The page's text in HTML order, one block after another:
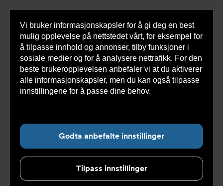
Vi bruker informasjonskapsler for å gi deg en best
mulig opplevelse på nettstedet vårt, for eksempel for
å tilpasse innhold og annonser, tilby funksjoner i
sosiale medier og for å analysere nettrafikk. For den
beste brukeropplevelsen anbefaler vi at du aktiverer
alle informasjonskapsler, men du kan også tilpasse
innstillingene for å passe dine behov.
Godta anbefalte innstillinger
Tilpass innstillinger
Du
her:
Armatec > Produkter > Varmesystemer >
Olje og
gass
> GT 430 støpeernskjele >
GT 430-11 B3- CA
støpejernskjele sammentrukket 115928